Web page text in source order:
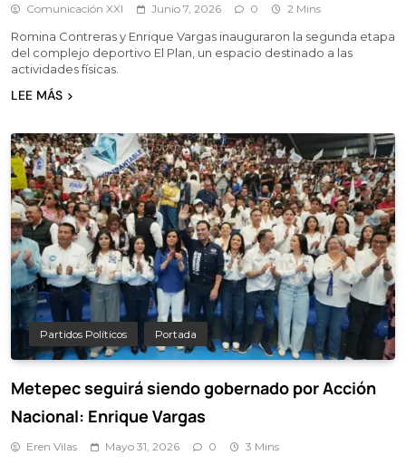
Comunicación XXI Junio 7, 2026 0 2 Mins
Romina Contreras y Enrique Vargas inauguraron la segunda etapa
del complejo deportivo El Plan, un espacio destinado a las
actividades físicas.
LEE MÁS
Partidos Políticos Portada
Metepec seguirá siendo gobernado por Acción
Nacional: Enrique Vargas
Eren Vilas Mayo 31, 2026 0 3 Mins